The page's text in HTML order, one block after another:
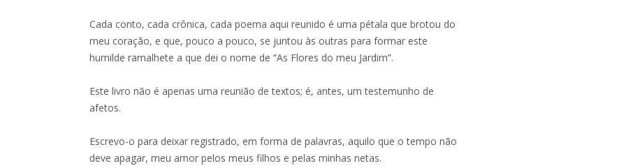
Cada conto, cada crônica, cada poema aqui reunido é uma pétala que brotou do
meu coração, e que, pouco a pouco, se juntou às outras para formar este
humilde ramalhete a que dei o nome de “As Flores do meu Jardim”.
Este livro não é apenas uma reunião de textos; é, antes, um testemunho de
afetos.
Escrevo-o para deixar registrado, em forma de palavras, aquilo que o tempo não
deve apagar, meu amor pelos meus filhos e pelas minhas netas.